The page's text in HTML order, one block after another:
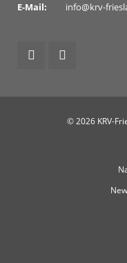
E-Mail:
info@krv-
© 2026 KRV-